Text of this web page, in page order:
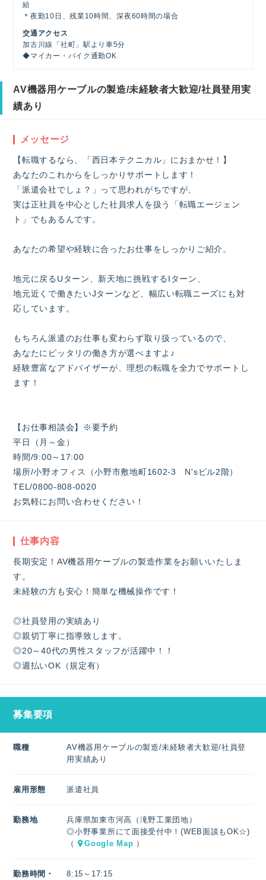
＊夜勤10日、残業10時間、深夜60時間の場合
交通アクセス
加古川線「社町」駅より車5分
◆マイカー・バイク通勤OK
AV機器用ケーブルの製造/未経験者大歓迎/社員登用実
績あり
メッセージ
【転職するなら、「西日本テクニカル」におまかせ！】
あなたのこれからをしっかりサポートします！
「派遣会社でしょ？」って思われがちですが、
実は正社員を中心とした社員求人を扱う「転職エージェン
ト」でもあるんです。
あなたの希望や経験に合ったお仕事をしっかりご紹介。
地元に戻るUターン、新天地に挑戦するIターン、
地元近くで働きたいJターンなど、幅広い転職ニーズにも対
応しています。
もちろん派遣のお仕事も変わらず取り扱っているので、
あなたにピッタリの働き方が選べますよ♪
経験豊富なアドバイザーが、理想の転職を全力でサポートし
ます！
【お仕事相談会】※要予約
平日（月～金）
時間/9:00～17:00
場所/小野オフィス（小野市敷地町1602-3 N'sビル2階）
TEL/0800-808-0020
お気軽にお問い合わせください！
仕事内容
長期安定！AV機器用ケーブルの製造作業をお願いいたしま
す。
未経験の方も安心！簡単な機械操作です！
◎社員登用の実績あり
◎親切丁寧に指導致します。
◎20～40代の男性スタッフが活躍中！！
◎週払いOK（規定有）
募集要項
職種
AV機器用ケーブルの製造/未経験者大歓迎/社員登
用実績あり
雇用形態 派遣社員
勤務地
兵庫県加東市河高（滝野工業団地）
◎小野事業所にて面接受付中！(WEB面談もOK☆)
（
Google Map ）
勤務時間・ 8:15～17:15